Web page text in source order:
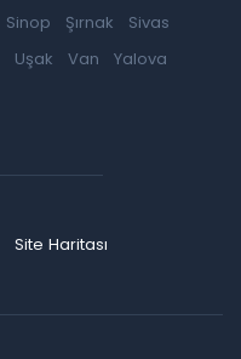
Sinop Şırnak
Sivas
Uşak Van
Yalova
Site Haritası